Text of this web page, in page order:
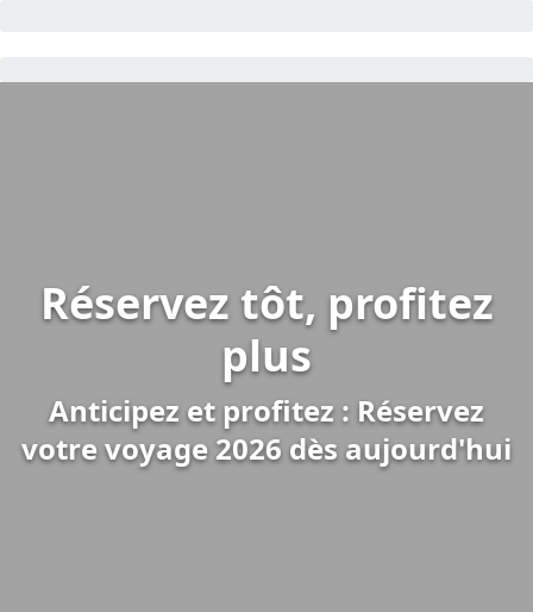
Réservez tôt, profitez
plus
Anticipez et profitez : Réservez
votre voyage 2026 dès aujourd'hui